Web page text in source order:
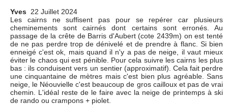
Yves 22 Juillet 2024
Les cairns ne suffisent pas pour se repérer car plusieurs
cheminements sont cairnés dont certains sont erronés. Au
passage de la crête de Barris d'Aubert (cote 2439m) on est tenté
de ne pas perdre trop de dénivelé et de prendre à flanc. Si bien
enneigé c'est ok, mais quand il n'y a pas de neige, il vaut mieux
éviter le chaos qui est pénible. Pour cela suivre les cairns les plus
bas : ils conduisent vers un sentier (approximatif). Cela fait perdre
une cinquantaine de mètres mais c'est bien plus agréable. Sans
neige, le Néouvielle c'est beaucoup de gros cailloux et pas de vrai
chemin. L'idéal reste de le faire avec la neige de printemps à ski
de rando ou crampons + piolet.